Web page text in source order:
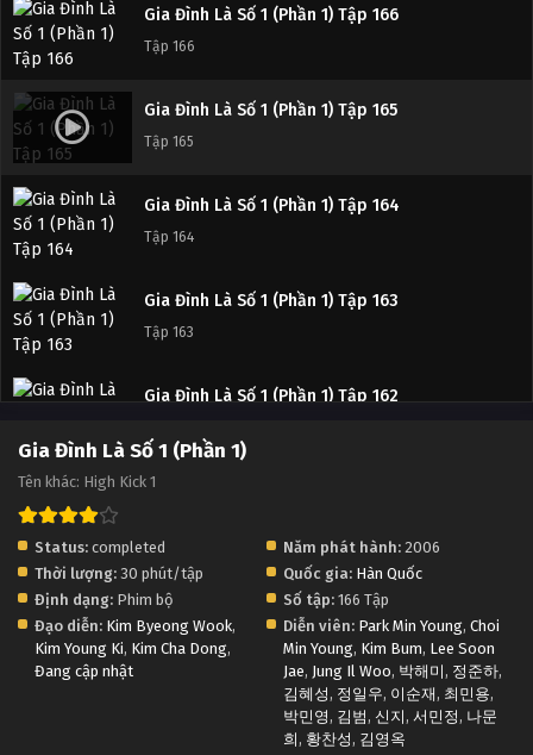
Gia Đình Là Số 1 (Phần 1) Tập Tập 160
Tập Tập 160
Gia Đình Là Số 1 (Phần 1) Tập Tập 159
Tập Tập 159
Gia Đình Là Số 1 (Phần 1) Tập Tập 158
Tập Tập 158
Gia Đình Là Số 1 (Phần 1) Tập Tập 157
Tập Tập 157
Gia Đình Là Số 1 (Phần 1) Tập Tập 156
Gia Đình Là Số 1 (Phần 1) Tập Tập 155
Gia Đình Là Số 1 (Phần 1) Tập Tập 154
Tập Tập 154
Gia Đình Là Số 1 (Phần 1) Tập Tập 153
Gia Đình Là Số 1 (Phần 1) Tập 166
Tập 166
Gia Đình Là Số 1 (Phần 1) Tập 165
Tập 165
Gia Đình Là Số 1 (Phần 1) Tập 164
Tập 164
Gia Đình Là Số 1 (Phần 1) Tập 163
Tập 163
Gia Đình Là Số 1 (Phần 1) Tập 162
Gia Đình Là Số 1 (Phần 1) Tập 161
Gia Đình Là Số 1 (Phần 1) Tập 160
Tập 160
Gia Đình Là Số 1 (Phần 1) Tập 159
Gia Đình Là Số 1 (Phần 1)
Tên khác: High Kick 1
Status: completed Năm phát hành: 2006
Thời lượng: 30 phút/tập Quốc gia: Hàn Quốc
Định dạng: Phim bộ Số tập: 166 Tập
Đạo diễn: Kim Byeong Wook,
Kim Young Ki, Kim Cha Dong,
Đang cập nhật
Diễn viên: Park Min Young, Choi
Min Young, Kim Bum, Lee Soon
Jae, Jung Il Woo, 박해미 , 정준하,
김혜성 , 정일우, 이순재 , 최민용,
박민영 , 김범 , 신지 , 서민정 , 나문
희 , 황찬성 , 김영옥